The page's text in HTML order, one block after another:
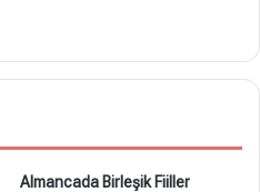
Almancada Birleşik Fiiller